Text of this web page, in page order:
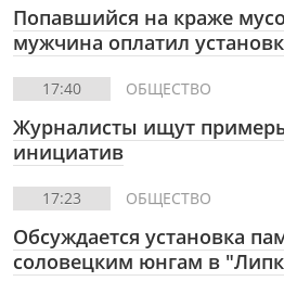
Попавшийся на краже
мужчина оплатил
17:40 ОБЩЕСТВО
Журналисты ищут
инициатив
17:23 ОБЩЕСТВО
Обсуждается установка
соловецким юнгам в